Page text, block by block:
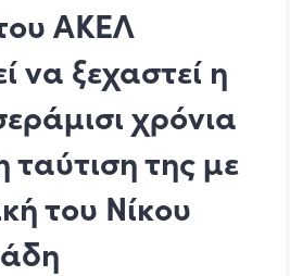
ΑΚΕΛ
να ξεχαστεί η
χρόνια
της με
του Νίκου